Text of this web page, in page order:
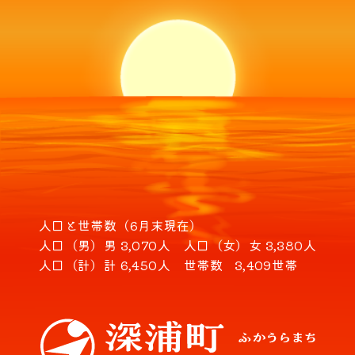
人口と世帯数（6月末現在）
人口（男） 男 3,070人 人口（女） 女 3,380人
人口（計） 計 6,450人 世帯数 3,409世帯